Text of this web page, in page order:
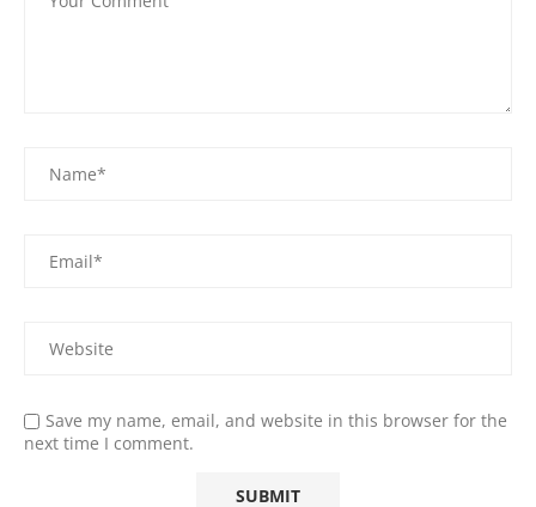
Save my name, email, and website in this browser for the
next time I comment.